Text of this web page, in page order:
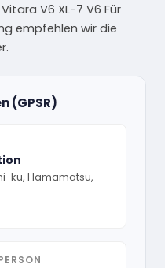
V6 XL-7 V6 Für
empfehlen wir die
(GPSR)
ku, Hamamatsu,